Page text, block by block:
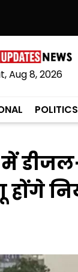
जी के प्रकाश पर्व पर
Aug 8, 2026
POLITICS
में